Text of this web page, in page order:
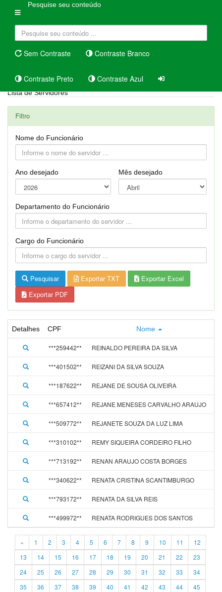
Pesquise seu conteúdo
Sem Contraste Contraste Branco
Contraste Preto Contraste Azul
Lista de Servidores
Filtro
Nome do Funcionário
Ano desejado Mês desejado
Departamento do Funcionário
Cargo do Funcionário
Pesquisar Exportar TXT
Exportar Excel
Exportar PDF
Detalhes CPF Nome
***259442** REINALDO PEREIRA DA SILVA
***401502** REIZANI DA SILVA SOUZA
***187622** REJANE DE SOUSA OLIVEIRA
***657412** REJANE MENESES CARVALHO ARAUJO
***509772** REJANETE SOUZA DA LUZ LIMA
***310102** REMY SIQUEIRA CORDEIRO FILHO
***713192** RENAN ARAUJO COSTA BORGES
***340622** RENATA CRISTINA SCANTIMBURGO
***793172** RENATA DA SILVA REIS
***499972** RENATA RODRIGUES DOS SANTOS
« 1 2 3 4 5 6 7 8 9 10 11
12
13
14 15 16 17 18 19 20 21 22
23
24
25 26 27 28 29 30 31 32 33
34
35
36 37 38 39 40 41 42 43 44
45